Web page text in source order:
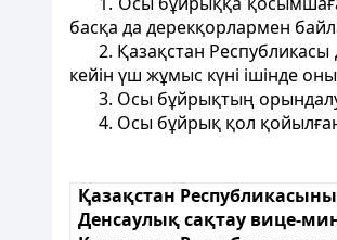
басқа да дерекқорлармен
2. Қазақстан
кейін үш жұмыс күні ішінде
3. Осы бұйрықтың
4. Осы бұйрық қол
Қазақстан
Денсаулық сақтау вице-